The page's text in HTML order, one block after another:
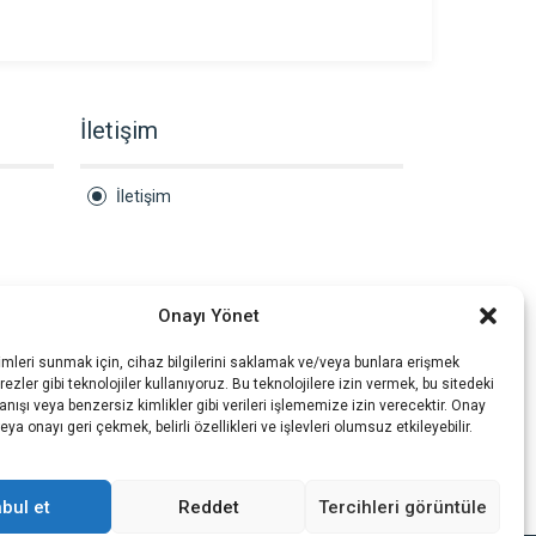
Onayı Yönet
sunmak için, cihaz bilgilerini saklamak ve/veya bunlara erişmek
gibi teknolojiler kullanıyoruz. Bu teknolojilere izin vermek, bu sitedeki
veya benzersiz kimlikler gibi verileri işlememize izin verecektir. Onay
onayı geri çekmek, belirli özellikleri ve işlevleri olumsuz etkileyebilir.
et Reddet Tercihleri görüntüle
İletişim
İletişim